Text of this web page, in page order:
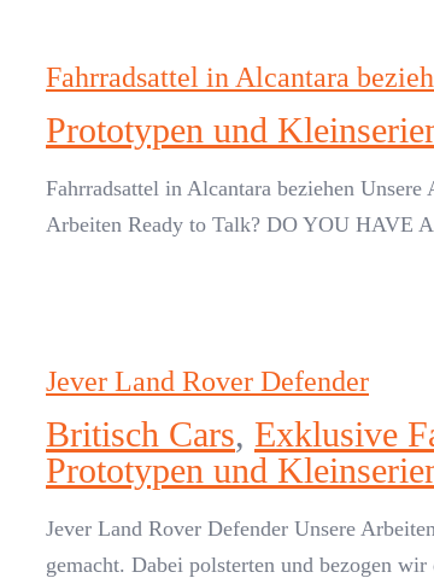
Fahrradsattel in Alcantara
Prototypen und
Fahrradsattel in Alcantara beziehen
Arbeiten Ready to Talk? DO YOU HAVE
Jever Land Rover Defender
Britisch Cars, Exklusive
Prototypen und
Jever Land Rover Defender Unsere
gemacht. Dabei polsterten und bezogen